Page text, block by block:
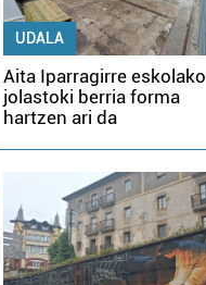
UDALA
Aita Iparragirre eskolako
jolastoki berria forma
hartzen ari da